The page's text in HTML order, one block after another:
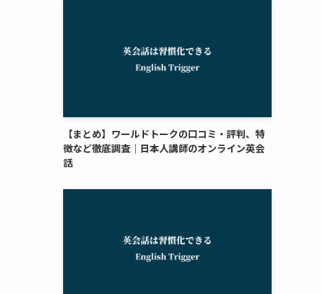
【まとめ】ワールドトークの口コミ・評判、特
徴など徹底調査｜日本人講師のオンライン英会
話